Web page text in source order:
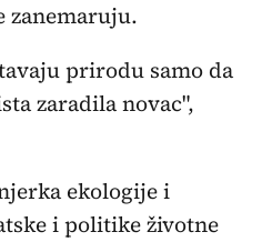
zanemaruju.
prirodu samo da
zaradila novac",
ekologije i
i politike životne